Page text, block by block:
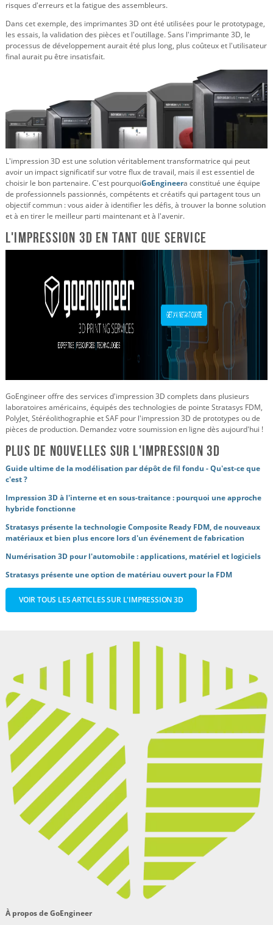
risques d'erreurs et la fatigue des assembleurs.
Dans cet exemple, des imprimantes 3D ont été utilisées pour le prototypage,
les essais, la validation des pièces et l'outillage. Sans l'imprimante 3D, le
processus de développement aurait été plus long, plus coûteux et l'utilisateur
final aurait pu être insatisfait.
L'impression 3D est une solution véritablement transformatrice qui peut
avoir un impact significatif sur votre flux de travail, mais il est essentiel de
choisir le bon partenaire. C'est pourquoiGoEngineera constitué une équipe
de professionnels passionnés, compétents et créatifs qui partagent tous un
objectif commun : vous aider à identifier les défis, à trouver la bonne solution
et à en tirer le meilleur parti maintenant et à l'avenir.
L'impression 3D en tant que service
GoEngineer offre des services d'impression 3D complets dans plusieurs
laboratoires américains, équipés des technologies de pointe Stratasys FDM,
PolyJet, Stéréolithographie et SAF pour l'impression 3D de prototypes ou de
pièces de production. Demandez votre soumission en ligne dès aujourd'hui !
Plus de nouvelles sur l'impression 3D
Guide ultime de la modélisation par dépôt de fil fondu - Qu'est-ce que
c'est ?
Impression 3D à l'interne et en sous-traitance : pourquoi une approche
hybride fonctionne
Stratasys présente la technologie Composite Ready FDM, de nouveaux
matériaux et bien plus encore lors d'un événement de fabrication
Numérisation 3D pour l'automobile : applications, matériel et logiciels
Stratasys présente une option de matériau ouvert pour la FDM
VOIR TOUS LES ARTICLES SUR L'IMPRESSION 3D
À propos de GoEngineer